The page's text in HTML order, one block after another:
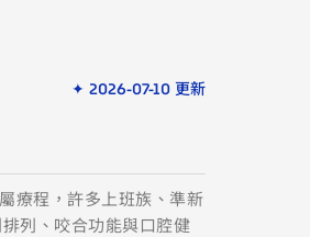
✦ 2026-07-10 更新
療程，許多上班族、準新
列、咬合功能與口腔健